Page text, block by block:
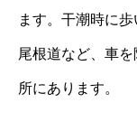
ます。干潮時に
尾根道など、車
所にあります。